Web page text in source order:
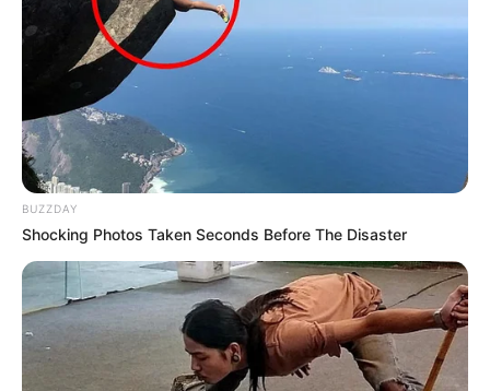
BUZZDAY
Shocking Photos Taken Seconds Before The Disaster